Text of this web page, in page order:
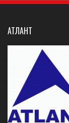
АТЛАНТ